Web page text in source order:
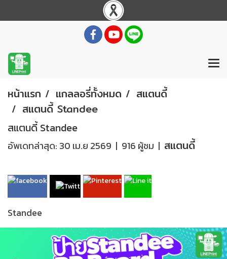
หน้าแรก แกลลอรี่ทั้งหมด
สแตนดี้
สแตนดี้ Standee
สแตนดี้ Standee
อัพเดทล่าสุด: 30 เม.ย 2569 | 916 ผู้ชม | สแตนดี้
Standee